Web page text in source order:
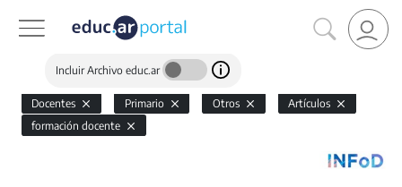
Incluir Archivo educ.ar
Docentes Primario Otros
Artículos
formación docente